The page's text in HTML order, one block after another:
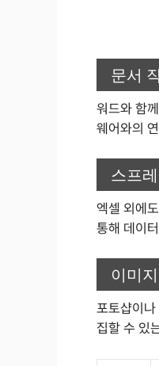
문서
워드와 함
웨어와의
스프
엑셀 외에
통해 데이
이미
포토샵이
집할 수 있